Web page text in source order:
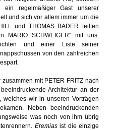
regelmäßiger Gast unserer
und sich vor allem immer um die
und THOMAS BADER teilten
MARIO SCHWEIGER“ mit uns.
und einer Liste seiner
von den zahlreichen
mit PETER FRITZ nach
Architektur an der
welches wir in unseren Vorträgen
Neben beeindruckenden
was noch von ihm übrig
Eremiasist die einzige